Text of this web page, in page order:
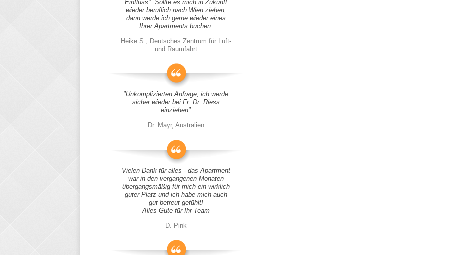
Einfluss". Sollte es mich in Zukunft
wieder beruflich nach Wien ziehen,
dann werde ich gerne wieder eines
Ihrer Apartments buchen.
Heike S., Deutsches Zentrum für Luft-
und Raumfahrt
"Unkomplizierten Anfrage, ich werde
sicher wieder bei Fr. Dr. Riess
einziehen"
Dr. Mayr, Australien
Vielen Dank für alles - das Apartment
war in den vergangenen Monaten
übergangsmäßig für mich ein wirklich
guter Platz und ich habe mich auch
gut betreut gefühlt!
Alles Gute für Ihr Team
D. Pink